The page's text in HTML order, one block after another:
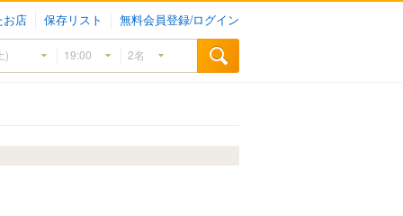
お店 保存リスト 無料会員登録/ログイン